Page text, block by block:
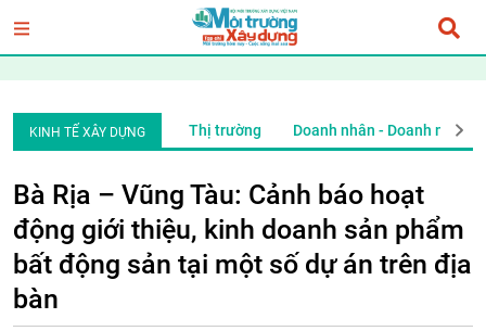
KINH TẾ XÂY DỰNG
Đầu tư tài chính Thị trường Doanh nhân - Doanh nghiệp
Bà Rịa – Vũng Tàu: Cảnh báo hoạt
động giới thiệu, kinh doanh sản phẩm
bất động sản tại một số dự án trên địa
bàn